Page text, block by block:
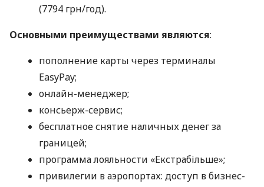
(7794 грн/год).
Основными преимуществами являются:
пополнение карты через терминалы
EasyPay;
онлайн-менеджер;
консьерж-сервис;
бесплатное снятие наличных денег за
границей;
программа лояльности «Екстрабільше»;
привилегии в аэропортах: доступ в бизнес-